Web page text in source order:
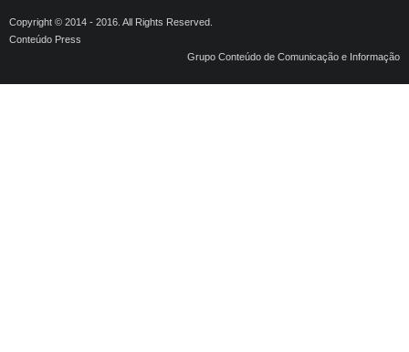
Copyright © 2014 - 2016. All Rights Reserved.
Conteúdo Press
Grupo Conteúdo de Comunicação e Informação